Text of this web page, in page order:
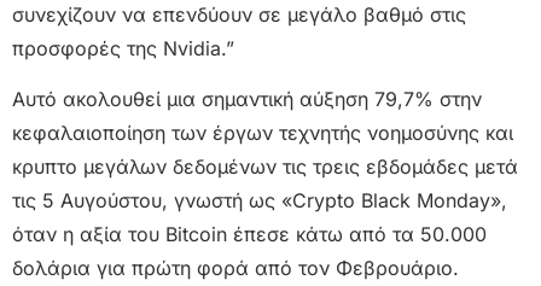
συνεχίζουν να επενδύουν σε μεγάλο βαθμό στις
προσφορές της Nvidia.”
Αυτό ακολουθεί μια σημαντική αύξηση 79,7% στην
κεφαλαιοποίηση των έργων τεχνητής νοημοσύνης και
κρυπτο μεγάλων δεδομένων τις τρεις εβδομάδες μετά
τις 5 Αυγούστου, γνωστή ως «Crypto Black Monday»,
όταν η αξία του Bitcoin έπεσε κάτω από τα 50.000
δολάρια για πρώτη φορά από τον Φεβρουάριο.